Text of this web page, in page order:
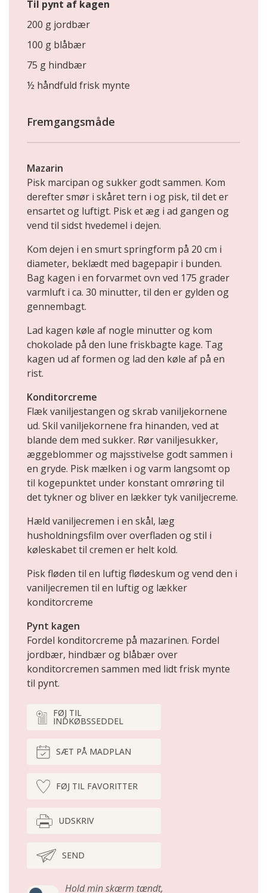
Til pynt af kagen
200 g jordbær
100 g blåbær
75 g hindbær
½ håndfuld frisk mynte
Fremgangsmåde
Mazarin
Pisk marcipan og sukker godt sammen. Kom
derefter smør i skåret tern i og pisk, til det er
ensartet og luftigt. Pisk et æg i ad gangen og
vend til sidst hvedemel i dejen.
Kom dejen i en smurt springform på 20 cm i
diameter, beklædt med bagepapir i bunden.
Bag kagen i en forvarmet ovn ved 175 grader
varmluft i ca. 30 minutter, til den er gylden og
gennembagt.
Lad kagen køle af nogle minutter og kom
chokolade på den lune friskbagte kage. Tag
kagen ud af formen og lad den køle af på en
rist.
Konditorcreme
Flæk vaniljestangen og skrab vaniljekornene
ud. Skil vaniljekornene fra hinanden, ved at
blande dem med sukker. Rør vaniljesukker,
æggeblommer og majsstivelse godt sammen i
en gryde. Pisk mælken i og varm langsomt op
til kogepunktet under konstant omrøring til
det tykner og bliver en lækker tyk vaniljecreme.
Hæld vaniljecremen i en skål, læg
husholdningsfilm over overfladen og stil i
køleskabet til cremen er helt kold.
Pisk fløden til en luftig flødeskum og vend den i
vaniljecremen til en luftig og lækker
konditorcreme
Pynt kagen
Fordel konditorcreme på mazarinen. Fordel
jordbær, hindbær og blåbær over
konditorcremen sammen med lidt frisk mynte
til pynt.
FØJ TIL
INDKØBSSEDDEL
SÆT PÅ MADPLAN
FØJ TIL FAVORITTER
UDSKRIV
SEND
Hold min skærm tændt,